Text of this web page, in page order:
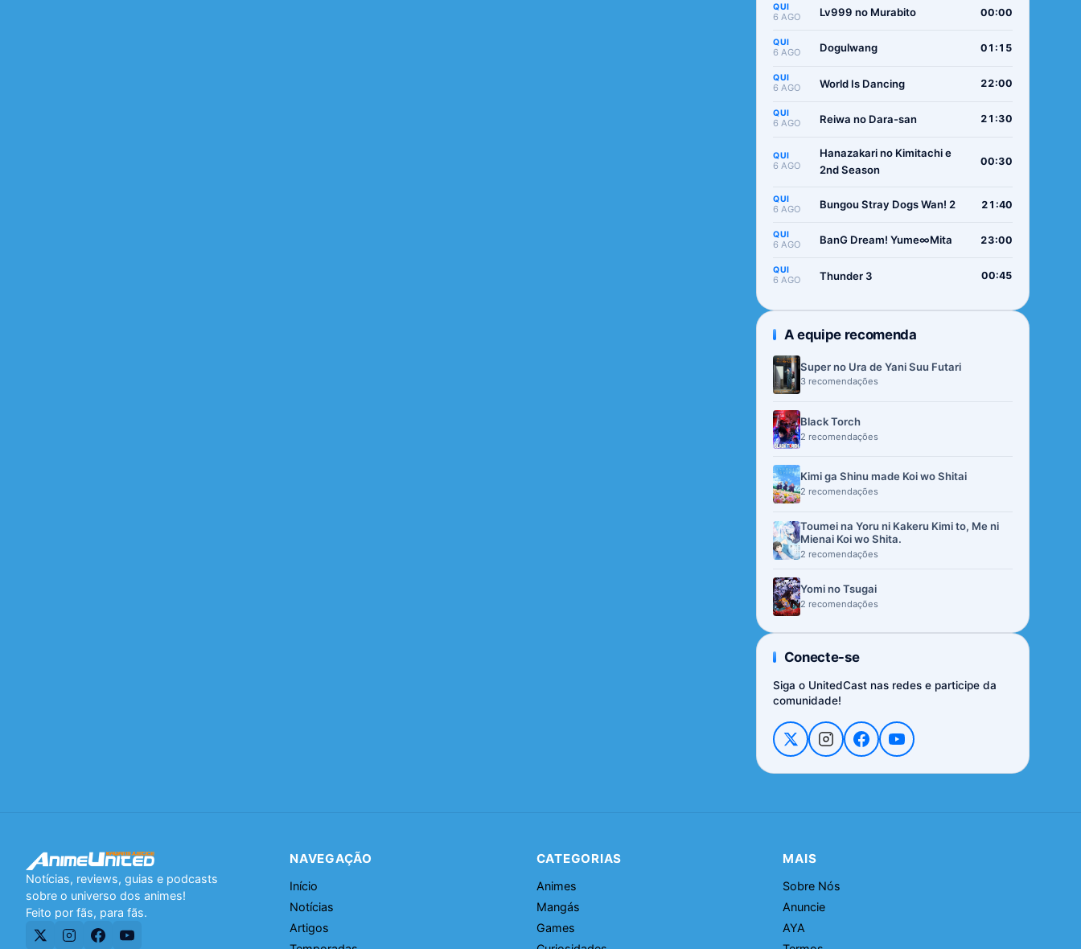
Boukenroku
QUI
6 AGO Lv999 no Murabito 00:00
QUI
6 AGO Dogulwang 01:15
QUI
6 AGO World Is Dancing 22:00
QUI
6 AGO Reiwa no Dara-san 21:30
QUI
6 AGO
Hanazakari no Kimitachi e
2nd Season
00:30
QUI
6 AGO Bungou Stray Dogs Wan! 2 21:40
QUI
6 AGO BanG Dream! Yume∞Mita 23:00
QUI
6 AGO Thunder 3 00:45
A equipe recomenda
Super no Ura de Yani Suu Futari
3 recomendações
Black Torch
2 recomendações
Kimi ga Shinu made Koi wo Shitai
2 recomendações
Toumei na Yoru ni Kakeru Kimi to, Me ni
Mienai Koi wo Shita.
2 recomendações
Yomi no Tsugai
2 recomendações
Conecte-se
Siga o UnitedCast nas redes e participe da
comunidade!
Notícias, reviews, guias e podcasts
sobre o universo dos animes!
Feito por fãs, para fãs.
NAVEGAÇÃO
Início
Notícias
Artigos
CATEGORIAS
Animes
Mangás
Games
MAIS
Sobre Nós
Anuncie
AYA